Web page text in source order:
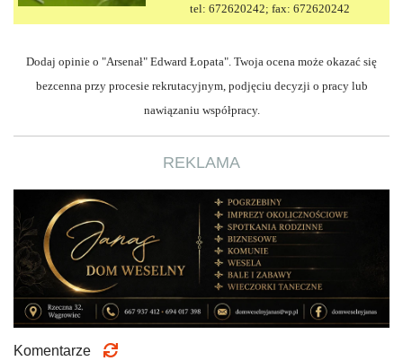
tel: 672620242; fax: 672620242
Dodaj opinie o "Arsenał" Edward Łopata". Twoja ocena może okazać się
bezcenna przy procesie rekrutacyjnym, podjęciu decyzji o pracy lub
nawiązaniu współpracy.
REKLAMA
Komentarze